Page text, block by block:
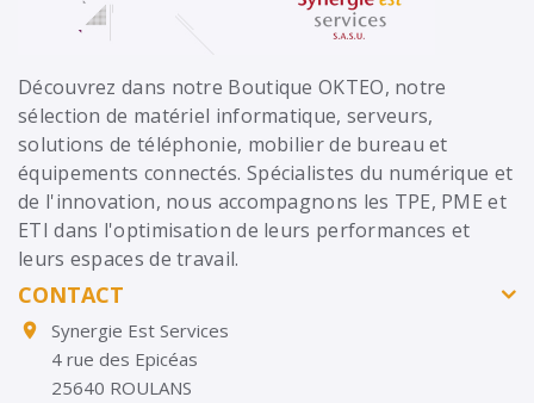
Découvrez dans notre Boutique OKTEO, notre
sélection de matériel informatique, serveurs,
solutions de téléphonie, mobilier de bureau et
équipements connectés. Spécialistes du numérique et
de l'innovation, nous accompagnons les TPE, PME et
ETI dans l'optimisation de leurs performances et
leurs espaces de travail.
CONTACT

Synergie Est Services
4 rue des Epicéas
25640 ROULANS